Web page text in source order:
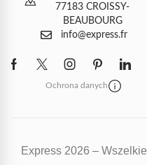
77183 CROISSY-
BEAUBOURG
info@express.fr
Ochrona danych
Express 2026 – Wszelkie